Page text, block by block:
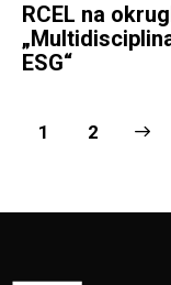
RCEL na
ESG“
1 2